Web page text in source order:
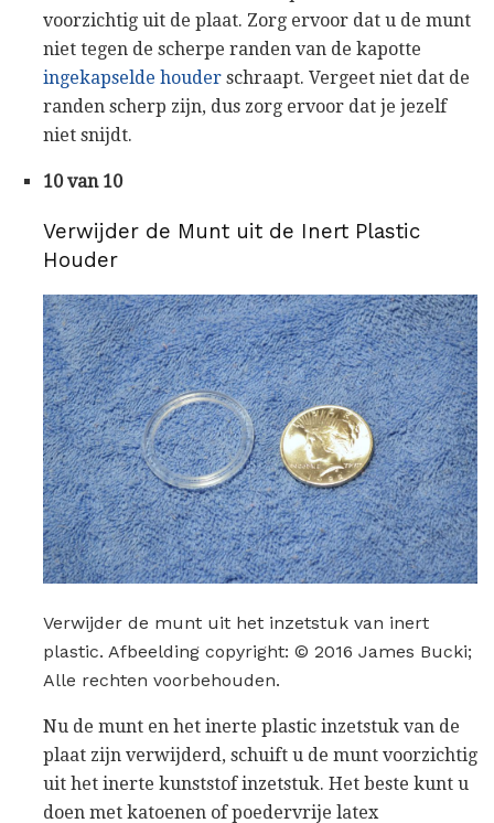
voorzichtig uit de plaat. Zorg ervoor dat u de munt
niet tegen de scherpe randen van de kapotte
ingekapselde houder schraapt. Vergeet niet dat de
randen scherp zijn, dus zorg ervoor dat je jezelf
niet snijdt.
10 van 10
Verwijder de Munt uit de Inert Plastic
Houder
Verwijder de munt uit het inzetstuk van inert
plastic. Afbeelding copyright: © 2016 James Bucki;
Alle rechten voorbehouden.
Nu de munt en het inerte plastic inzetstuk van de
plaat zijn verwijderd, schuift u de munt voorzichtig
uit het inerte kunststof inzetstuk. Het beste kunt u
doen met katoenen of poedervrije latex